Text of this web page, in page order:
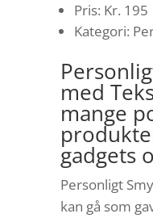
Pris: Kr. 195
Kategori:
med
mange
gadgets
Personligt
kan gå som